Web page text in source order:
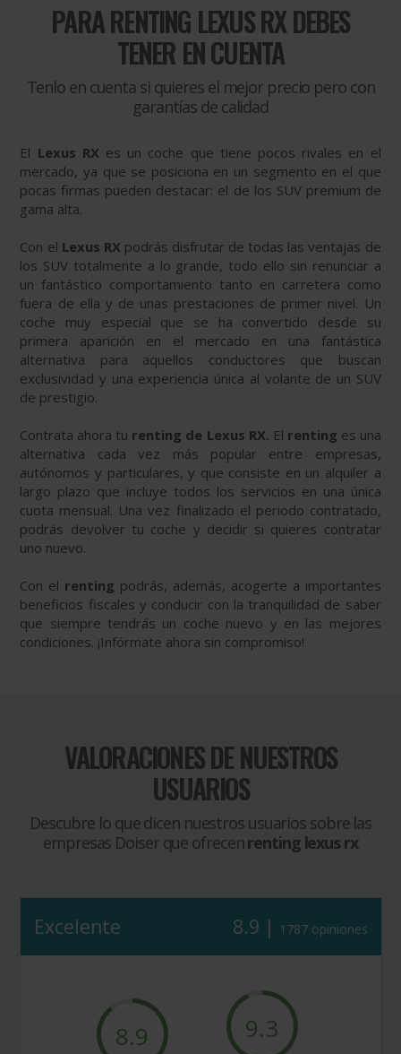
PARARENTING LEXUS RX DEBES
TENER EN CUENTA
Tenlo en cuenta si quieres el mejor precio pero con
garantías de calidad
El Lexus RXes un coche que tiene pocos rivales en el
mercado, ya que se posiciona en un segmento en el que
pocas firmas pueden destacar: el de los SUV premium de
gama alta.
Con el Lexus RXpodrás disfrutar de todas las ventajas de
los SUV totalmente a lo grande, todo ello sin renunciar a
un fantástico comportamiento tanto en carretera como
fuera de ella y de unas prestaciones de primer nivel. Un
coche muy especial que se ha convertido desde su
primera aparición en el mercado en una fantástica
alternativa para aquellos conductores que buscan
exclusividad y una experiencia única al volante de un SUV
de prestigio.
Contrata ahora tu renting de Lexus RX. El renting es una
alternativa cada vez más popular entre empresas,
autónomos y particulares, y que consiste en un alquiler a
largo plazo que incluye todos los servicios en una única
cuota mensual. Una vez finalizado el periodo contratado,
podrás devolver tu coche y decidir si quieres contratar
uno nuevo.
Con el renting podrás, además, acogerte a importantes
beneficios fiscales y conducir con la tranquilidad de saber
que siempre tendrás un coche nuevo y en las mejores
condiciones. ¡Infórmate ahora sin compromiso!
VALORACIONES DE NUESTROS
USUARIOS
Descubre lo que dicen nuestros usuarios sobre las
empresas Doiser que ofrecenrenting lexus rx
Excelente 8.9 | 1787 opiniones
8.9 9.3